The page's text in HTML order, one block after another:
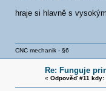
hraje si hlavně s
CNC mechanik - §6
Re: Funguje
« Odpověď #11 kdy: